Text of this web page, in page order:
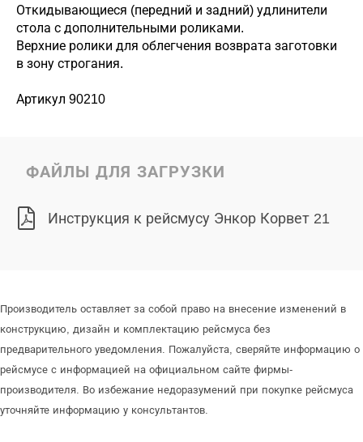
Откидывающиеся (передний и задний) удлинители
стола с дополнительными роликами.
Верхние ролики для облегчения возврата заготовки
в зону строгания.
Артикул 90210
ФАЙЛЫ ДЛЯ ЗАГРУЗКИ
Инструкция к рейсмусу Энкор Корвет 21
Производитель оставляет за собой право на внесение изменений в
конструкцию, дизайн и комплектацию рейсмуса без
предварительного уведомления. Пожалуйста, сверяйте информацию о
рейсмусе с информацией на официальном сайте фирмы-
производителя. Во избежание недоразумений при покупке рейсмуса
уточняйте информацию у консультантов.